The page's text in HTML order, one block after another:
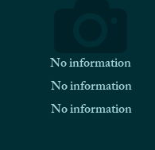
No information
No information
No information